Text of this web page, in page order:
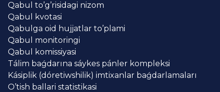
Qabul to’g’risidagi nizom
Qabul kvotasi
Qabulga oid hujjatlar to’plami
Qabul monitoringi
Qabul komissiyasi
Tálim baǵdarına sáykes pánler kompleksi
Kásiplik (dóretiwshilik) imtixanlar baǵdarlamaları
O’tish ballari statistikasi